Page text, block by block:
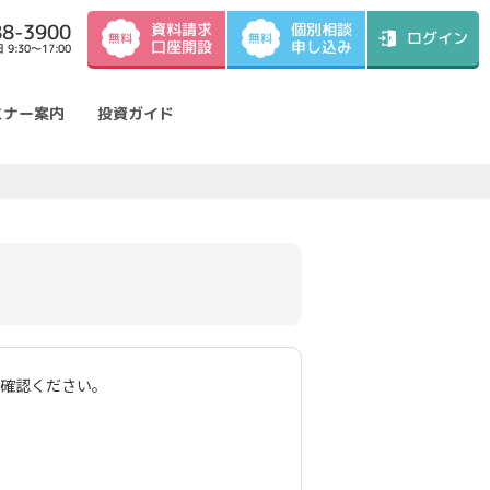
3900
9:30～17:00
無料 資料請求
口座開設 無料 個別相談
申し込み ログイン
ー案内 投資ガイド
認ください。